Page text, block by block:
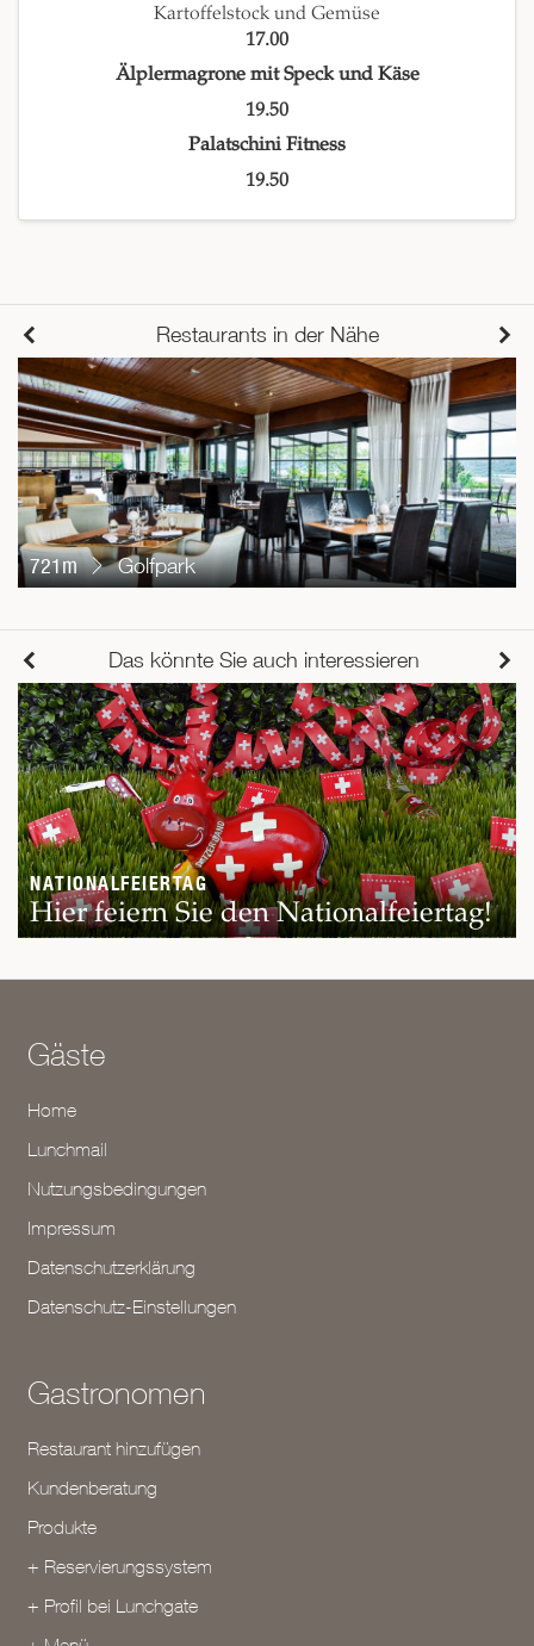
Kartoffelstock und Gemüse
17.00
Älplermagrone mit Speck und Käse
19.50
Palatschini Fitness
19.50
Restaurants in der Nähe
721m Golfpark
Das könnte Sie auch interessieren
NATIONALFEIERTAG
Hier feiern Sie den Nationalfeiertag!
Gäste
Home
Lunchmail
Nutzungsbedingungen
Impressum
Datenschutzerklärung
Datenschutz-Einstellungen
Gastronomen
Restaurant hinzufügen
Kundenberatung
Produkte
+ Reservierungssystem
+ Profil bei Lunchgate